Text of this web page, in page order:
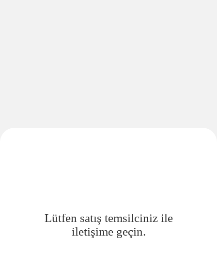
Lütfen satış temsilciniz ile
iletişime geçin.